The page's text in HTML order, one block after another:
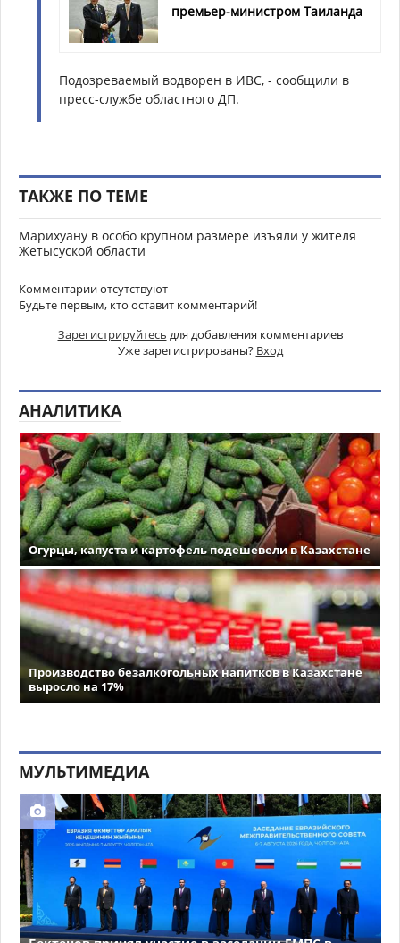
премьер-министром Таиланда
Подозреваемый водворен в ИВС, - сообщили в
пресс-службе областного ДП.
ТАКЖЕ ПО ТЕМЕ
Марихуану в особо крупном размере изъяли у жителя
Жетысуской области
Комментарии отсутствуют
Будьте первым, кто оставит комментарий!
Зарегистрируйтесь для добавления комментариев
Уже зарегистрированы? Вход
АНАЛИТИКА
Огурцы, капуста и картофель подешевели в Казахстане
Производство безалкогольных напитков в Казахстане
выросло на 17%
МУЛЬТИМЕДИА